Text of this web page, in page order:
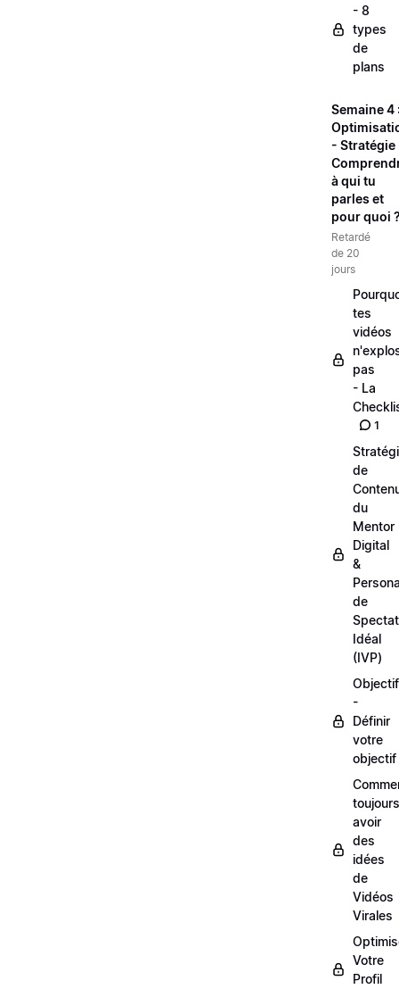
- 8
types
de
plans
Semaine 4
- Stratégie
à qui tu
parles et
pour quoi
Retardé
de 20
jours
tes
vidéos
pas
- La
1
de
du
Mentor
Digital
&
de
Idéal
(IVP)
Objectif
-
Définir
votre
objectif
toujours
avoir
des
idées
de
Vidéos
Virales
Votre
Profil